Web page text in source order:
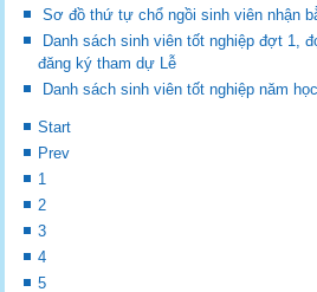
Sơ đồ thứ tự chổ ngồi sinh viên nhận
Danh sách sinh viên tốt nghiệp đợt 1,
đăng ký tham dự Lễ
Danh sách sinh viên tốt nghiệp năm
Start
Prev
1
2
3
4
5